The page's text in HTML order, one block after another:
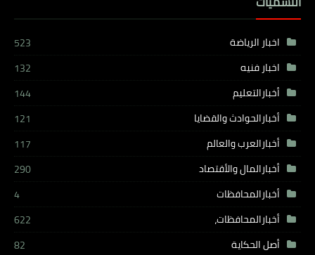
اخبار الرياضة
523
اخبار فنيه
132
أخبارالتعليم
144
أخبارالحوادث والقضايا
121
أخبارالعرب والعالم
117
أخبارالمال والأقتصاد
290
أخبارالمحافظات
4
أخبارالمحافظات،
622
أصل الحكاية
82